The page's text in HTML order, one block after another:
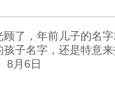
了，年前儿子的名
子名字，还是特意
8月6日